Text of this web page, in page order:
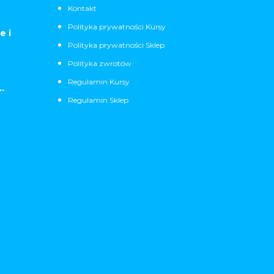
i
Kontakt
Polityka prywatności Kursy
Polityka prywatności Sklep
Polityka zwrotów
Regulamin Kursy
Regulamin Sklep